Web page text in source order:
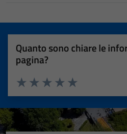
Quanto sono chiare le
pagina?
Valuta 5 stelle su
Valuta 4 stelle su 5
Valuta 3 stelle su 5
Valuta 2 stelle su 5
Valuta 1 stelle su 5